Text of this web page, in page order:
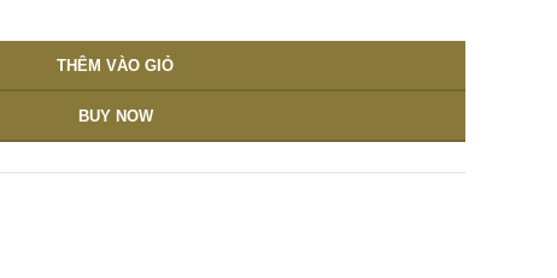
THÊM VÀO GIỎ
BUY NOW